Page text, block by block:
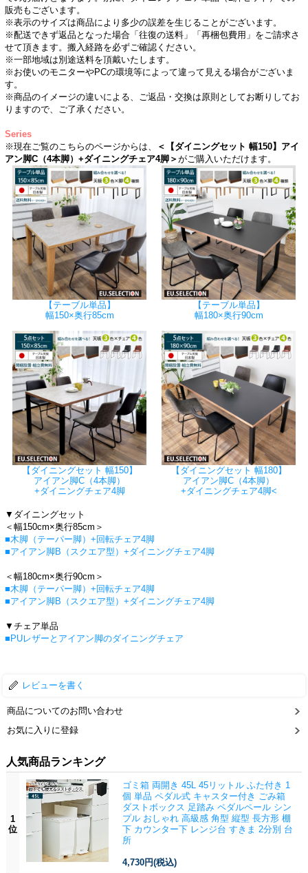
販売もございます。
※表示のサイズは商品により多少の誤差を生じることがございます。
※配送できず返品となった場合「往復の送料」「再梱包費用」をご請求さ
せて頂きます。搬入経路を必ずご確認ください。
※一部地域は別途送料を頂戴いたします。
※お使いのモニターやPCの環境等によって違って見える場合がございま
す。
※商品のイメージの違いによる、ご返品・交換は原則としてお断りしてお
りますので、ご了承ください。
Series
※現在ご覧のこちらのページからは、
＜【ダイニングセット 幅150】アイ
アン脚C（4本脚）+ダイニングチェア4脚＞ がご購入いただけます。
【テーブル単品】
幅150×奥行85cm
【テーブル単品】
幅180×奥行90cm
【ダイニングセット 幅150】
アイアン脚C（4本脚）
+ダイニングチェア4脚
【ダイニングセット 幅180】
アイアン脚C（4本脚）
+ダイニングチェア4脚<
▼ダイニングセット
＜幅150cm×奥行85cm＞
■木脚（テーパー脚）+回転チェア4脚
■アイアン脚B（スクエア型）+ダイニングチェア4脚
＜幅180cm×奥行90cm＞
■木脚（テーパー脚）+回転チェア4脚
■アイアン脚B（スクエア型）+ダイニングチェア4脚
▼チェア単品
■PUレザーとアイアン脚のダイニングチェア
レビューを書く
商品についてのお問い合わせ
お気に入りに登録
人気商品ランキング
1
位
ゴミ箱 両開き 45L 45リットル ふた付き 1
個 単品 ペダル式 キャスター付き ごみ箱
ダストボックス 足踏み ペダルペール シン
プル おしゃれ 高級感 角型 縦型 長方形 棚
下 カウンター下 レンジ台 すきま 2分別 台
所
4,730円(税込)